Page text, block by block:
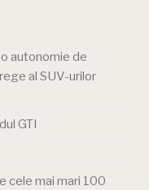
autonomie de
al SUV-urilor
GTI
cele mai mari 100